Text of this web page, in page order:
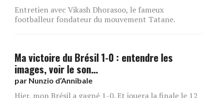
Entretien avec Vikash Dhorasoo, le fameux
footballeur fondateur du mouvement Tatane.
Ma victoire du Brésil 1-0 : entendre les
images, voir le son…
par Nunzio d’Annibale
Hier, mon Brésil a gagné 1-0. Et jouera la finale le 12